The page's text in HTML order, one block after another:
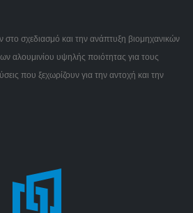
στο σχεδιασμό και την ανάπτυξη βιομηχανικών
αλουμινίου υψηλής ποιότητας για τους
που ξεχωρίζουν για την αντοχή και την